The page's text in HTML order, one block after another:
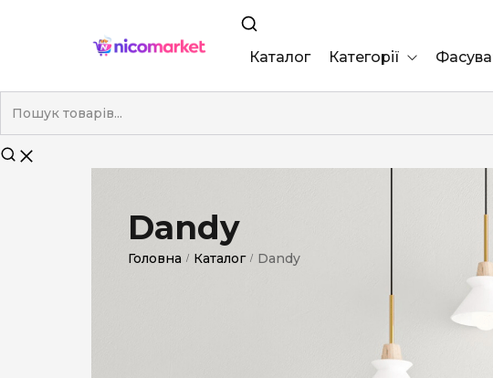
Каталог Категорії
Смакові (капсула)
Dandy
Головна / Каталог / Dandy